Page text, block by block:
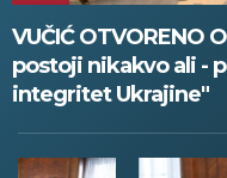
VUČIĆ OTVORENO
postoji nikakvo ali -
integritet Ukrajine"